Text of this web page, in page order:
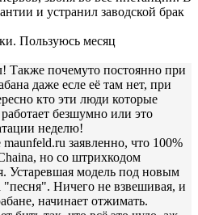
и устранил заводской брак
Пользуюсь месяц
Также почемуто постоянно при
даже есле её там нет, при
кто эти люди которые
безшумно или это
неделю!
заявленно, что 100%
но со штрихкодом
Устаревшая модель под новым
Ничего не взвешивая, и
начинает отжимать.